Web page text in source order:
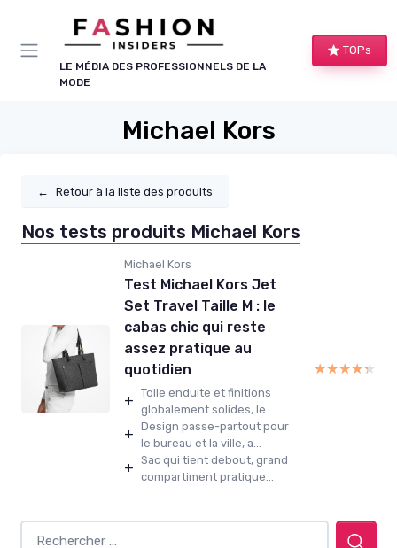
LE MÉDIA DES PROFESSIONNELS DE LA
MODE
TOPs
Michael Kors
← Retour à la liste des produits
Nos tests produits Michael Kors
Michael Kors
Test Michael Kors Jet
Set Travel Taille M : le
cabas chic qui reste
assez pratique au
quotidien
+ Toile enduite et finitions
globalement solides, le...
+ Design passe-partout pour
le bureau et la ville, a...
+ Sac qui tient debout, grand
compartiment pratique...
★★★★★
★★★★★